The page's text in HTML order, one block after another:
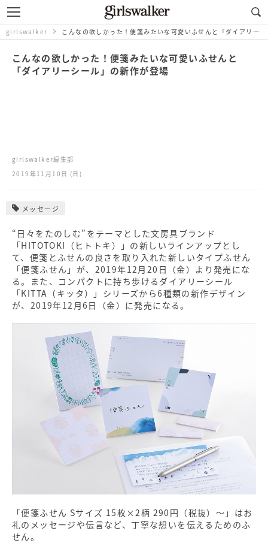
girlswalker こんなの欲しかった！便箋みたいな可愛いふせんと「ダイアリーシール」の新作が登場
こんなの欲しかった！便箋みたいな可愛いふせんと
「ダイアリーシール」の新作が登場
girlswalker編集部
2019年11月10日 (日)
メッセージ
“日々をたのしむ”をテーマとした文房具ブランド
「HITOTOKI（ヒトトキ）」の新しいラインアップとし
て、便箋とふせんの良さを取り入れた新しいタイプふせん
「便箋ふせん」が、2019年12月20日（金）より発売にな
る。また、コンパクトに持ち歩けるダイアリーシール
「KITTA（キッタ）」シリーズから6種類の新作デザイン
が、2019年12月6日（金）に発売になる。
「便箋ふせん Sサイズ 15枚×2柄 290円（税抜）～」はお
礼のメッセージや伝言など、丁寧な想いを伝えるためのふ
せん。